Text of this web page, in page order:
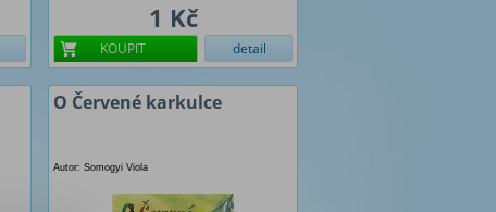
1 Kč
KOUPIT detail
O Červené karkulce
Autor: Somogyi Viola